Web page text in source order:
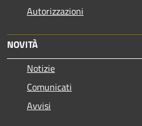
Autorizzazioni
NOVITÀ
Notizie
Comunicati
Avvisi